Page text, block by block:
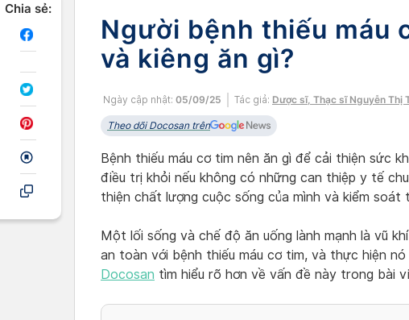
Chia sẻ:
Người bệnh thiếu máu
và kiêng ăn gì?
Ngày cập nhật: 05/09/25 Tác giả: Dược sĩ, Thạc sĩ Nguyễn Thị
Theo dõi Docosan trên
Bệnh thiếu máu cơ tim nên ăn gì để cải thiện sức
điều trị khỏi nếu không có những can thiệp y tế
thiện chất lượng cuộc sống của mình và kiểm soát
Một lối sống và chế độ ăn uống lành mạnh là vũ
an toàn với bệnh thiếu máu cơ tim, và thực hiện
Docosan tìm hiểu rõ hơn về vấn đề này trong bài